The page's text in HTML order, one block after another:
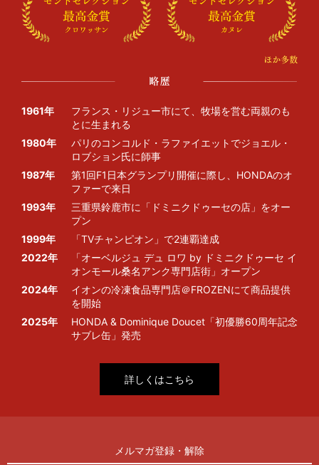
1961年
フランス・リジュー市にて、牧場を営む両親のも
とに生まれる
1980年
パリのコンコルド・ラファイエットでジョエル・
ロブション氏に師事
1987年
第1回F1日本グランプリ開催に際し、HONDAのオ
ファーで来日
1993年
三重県鈴鹿市に「ドミニクドゥーセの店」をオー
プン
1999年
「TVチャンピオン」で2連覇達成
2022年
「オーベルジュ デュ ロワ by ドミニクドゥーセ イ
オンモール桑名アンク専門店街」オープン
2024年
イオンの冷凍食品専門店＠FROZENにて商品提供
を開始
2025年
HONDA & Dominique Doucet「初優勝60周年記念
サブレ缶」発売
詳しくはこちら
メルマガ登録・解除